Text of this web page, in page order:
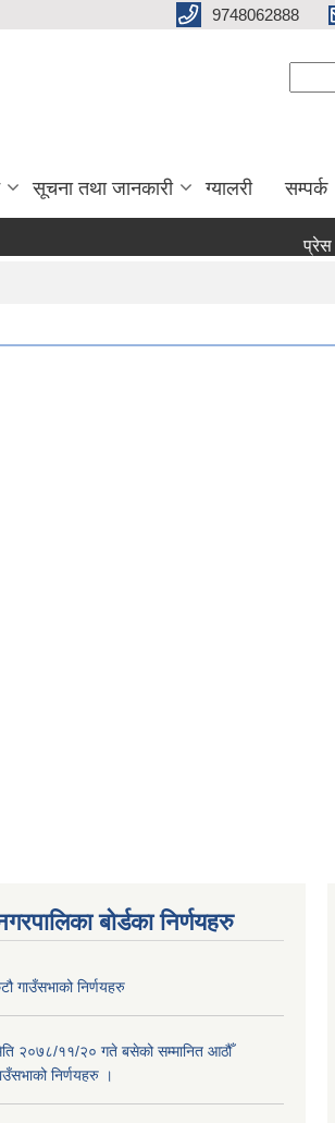
9748062888
सूचना तथा जानकारी ग्यालरी सम्पर्क
प्रेस
बोर्डका निर्णयहरु
गाउँसभाको निर्णयहरु
२०७८/११/२० गते बसेको सम्मानित आठौँ
निर्णयहरु ।